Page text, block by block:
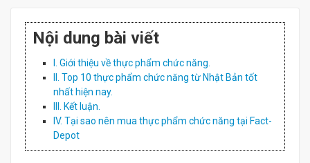
Nội dung bài viết
I. Giới thiệu về thực phẩm chức năng.
II. Top 10 thực phẩm chức năng từ Nhật Bản tốt
nhất hiện nay.
III. Kết luận.
IV. Tại sao nên mua thực phẩm chức năng tại Fact-
Depot